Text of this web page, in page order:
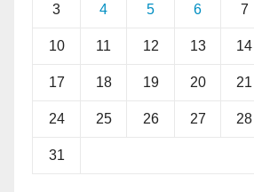
3 4 5 6 7
10 11 12 13 14
17 18 19 20 21
24 25 26 27 28
31